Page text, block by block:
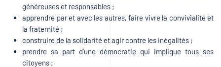
généreuses et responsables ;
apprendre par et avec les autres, faire vivre la convivialité et
la fraternité ;
construire de la solidarité et agir contre les inégalités ;
prendre sa part d’une démocratie qui implique tous ses
citoyens ;